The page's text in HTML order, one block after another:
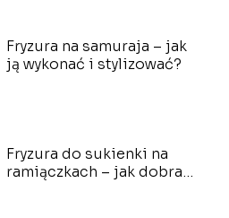
Fryzura na samuraja – jak
ją wykonać i stylizować?
Fryzura do sukienki na
ramiączkach – jak dobrać